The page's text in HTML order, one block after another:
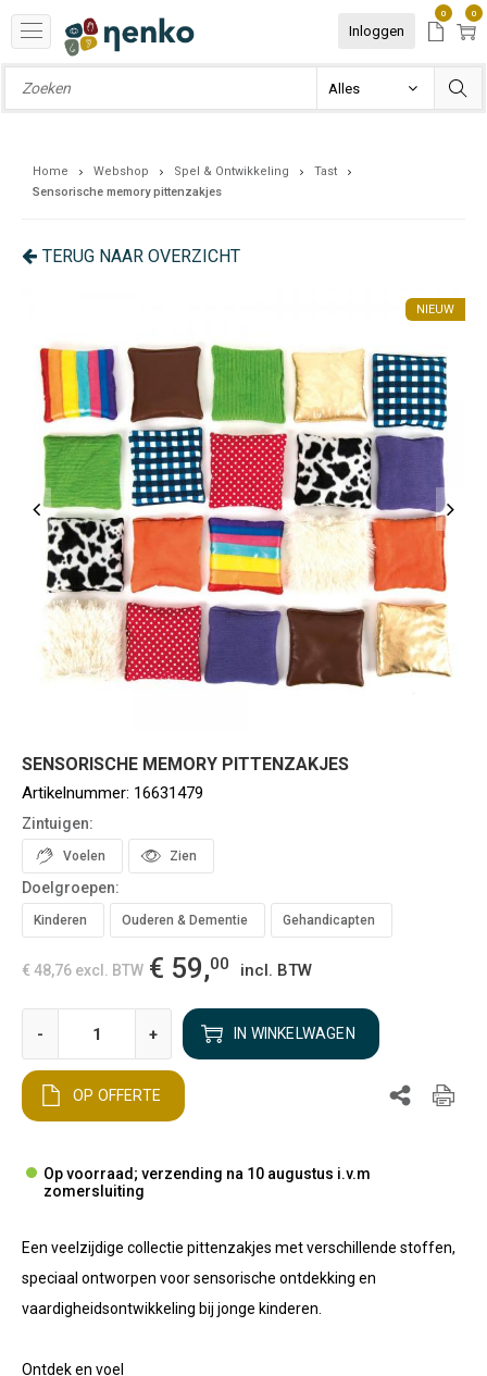
Inloggen
0 0
Home Webshop Spel & Ontwikkeling
Tast
Sensorische memory pittenzakjes
TERUG NAAR OVERZICHT
NIEUW
SENSORISCHE MEMORY PITTENZAKJES
Artikelnummer: 16631479
Zintuigen:
Voelen Zien
Doelgroepen:
Kinderen Ouderen & Dementie Gehandicapten
€ 48,76 excl. BTW € 59,00 incl. BTW
- + IN WINKELWAGEN
OP OFFERTE
Op voorraad; verzending na 10 augustus i.v.m
zomersluiting
Een veelzijdige collectie pittenzakjes met verschillende stoffen,
speciaal ontworpen voor sensorische ontdekking en
vaardigheidsontwikkeling bij jonge kinderen.
Ontdek en voel